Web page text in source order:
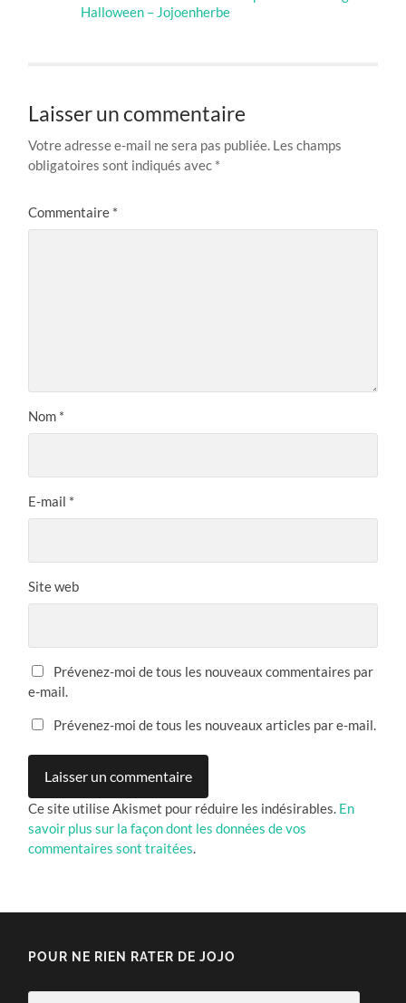
Halloween – Jojoenherbe
Laisser un commentaire
Votre adresse e-mail ne sera pas publiée. Les champs
obligatoires sont indiqués avec *
Commentaire *
Nom *
E-mail *
Site web
Prévenez-moi de tous les nouveaux commentaires par
e-mail.
Prévenez-moi de tous les nouveaux articles par e-mail.
Ce site utilise Akismet pour réduire les indésirables. En
savoir plus sur la façon dont les données de vos
commentaires sont traitées.
POUR NE RIEN RATER DE JOJO